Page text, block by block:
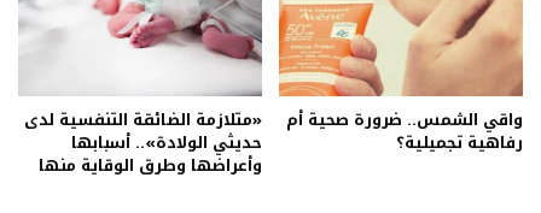
واقي الشمس.. ضرورة صحية أم
رفاهية تجميلية؟
«متلازمة الضائقة التنفسية لدى
حديثي الولادة».. أسبابها
وأعراضها وطرق الوقاية منها